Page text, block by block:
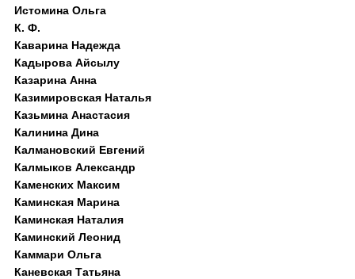
Истомина Ольга
К. Ф.
Каварина Надежда
Кадырова Айсылу
Казарина Анна
Казимировская Наталья
Казьмина Анастасия
Калинина Дина
Калмановский Евгений
Калмыков Александр
Каменских Максим
Каминская Марина
Каминская Наталия
Каминский Леонид
Каммари Ольга
Каневская Татьяна